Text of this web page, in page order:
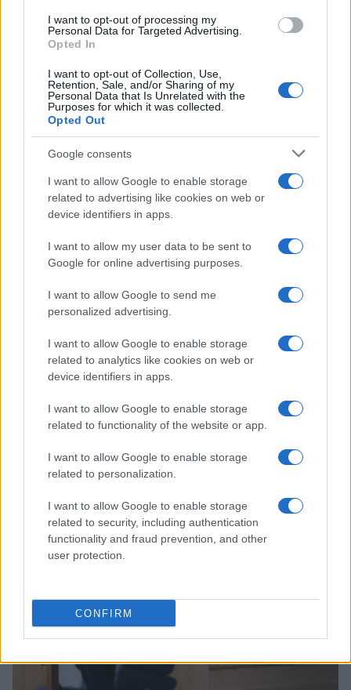
I want to opt-out of processing my
Personal Data for Targeted Advertising.
Opted In
I want to opt-out of Collection, Use,
Retention, Sale, and/or Sharing of my
Personal Data that Is Unrelated with the
Purposes for which it was collected.
Opted Out
Google consents
I want to allow Google to enable storage
related to advertising like cookies on web or
device identifiers in apps.
I want to allow my user data to be sent to
Google for online advertising purposes.
I want to allow Google to send me
personalized advertising.
I want to allow Google to enable storage
related to analytics like cookies on web or
device identifiers in apps.
I want to allow Google to enable storage
related to functionality of the website or app.
I want to allow Google to enable storage
related to personalization.
I want to allow Google to enable storage
related to security, including authentication
functionality and fraud prevention, and other
user protection.
CONFIRM
repoussé un tir de Sissoko sur la ligne de but (63).
AUTEUR
Infos Rédaction
À lire aussi
ACTUALITÉ